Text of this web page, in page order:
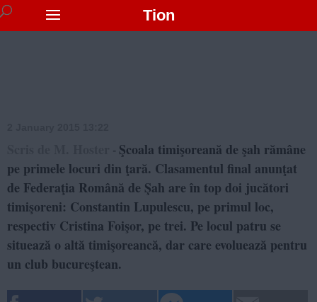
Tion
- Şcoala timişoreană de şah rămâne
pe primele locuri din ţară. Clasamentul final anunţat
de Federaţia Română de Şah are în top doi jucători
timişoreni: Constantin Lupulescu, pe primul loc,
respectiv Cristina Foişor, pe trei. Pe locul patru se
situează o altă timişoreancă, dar care evoluează pentru
un club bucureştean.